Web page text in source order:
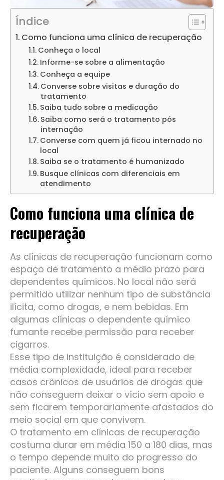
Índice
Como funciona uma clínica de recuperação
Conheça o local
Informe-se sobre a alimentação
Conheça a equipe
Converse sobre visitas e duração do
tratamento
Saiba tudo sobre a medicação
Saiba como será o tratamento pós
internação
Converse com quem já ficou internado no
local
Saiba se o tratamento é humanizado
Busque clínicas com diferenciais em
atendimento
Como funciona uma clínica de
recuperação
As clínicas de recuperação funcionam como
espaço de tratamento a médio prazo para
dependentes químicos. No local não será
permitido utilizar nenhum tipo de substância
ilícita, como drogas, e nem bebidas. Em
algumas clínicas o dependente químico
fumante recebe permissão para receber
cigarros.
Esse tipo de instituição é considerado de
média complexidade, ideal para receber
casos crônicos de usuários de drogas que
não conseguem deixar o vício sem apoio e
sem ficarem temporariamente afastados do
meio social em que convivem.
O tratamento em clínicas de recuperação
costuma durar em média 150 a 180 dias, mas
o tempo depende muito do progresso do
paciente. Alguns conseguem bons